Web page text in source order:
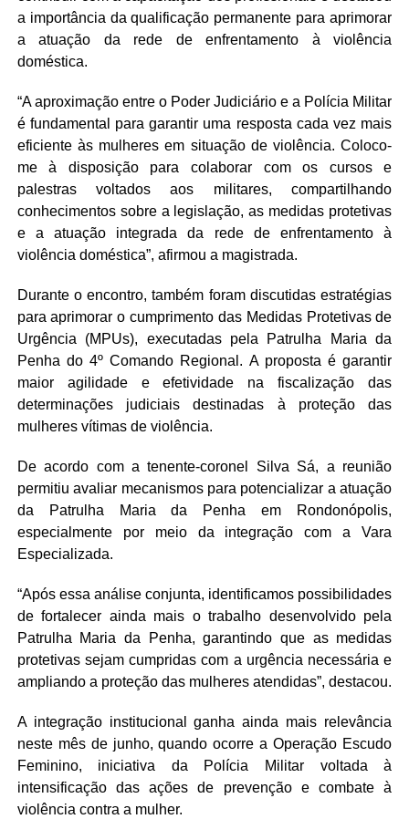
a importância da qualificação permanente para aprimorar
a atuação da rede de enfrentamento à violência
doméstica.
“A aproximação entre o Poder Judiciário e a Polícia Militar
é fundamental para garantir uma resposta cada vez mais
eficiente às mulheres em situação de violência. Coloco-
me à disposição para colaborar com os cursos e
palestras voltados aos militares, compartilhando
conhecimentos sobre a legislação, as medidas protetivas
e a atuação integrada da rede de enfrentamento à
violência doméstica”, afirmou a magistrada.
Durante o encontro, também foram discutidas estratégias
para aprimorar o cumprimento das Medidas Protetivas de
Urgência (MPUs), executadas pela Patrulha Maria da
Penha do 4º Comando Regional. A proposta é garantir
maior agilidade e efetividade na fiscalização das
determinações judiciais destinadas à proteção das
mulheres vítimas de violência.
De acordo com a tenente-coronel Silva Sá, a reunião
permitiu avaliar mecanismos para potencializar a atuação
da Patrulha Maria da Penha em Rondonópolis,
especialmente por meio da integração com a Vara
Especializada.
“Após essa análise conjunta, identificamos possibilidades
de fortalecer ainda mais o trabalho desenvolvido pela
Patrulha Maria da Penha, garantindo que as medidas
protetivas sejam cumpridas com a urgência necessária e
ampliando a proteção das mulheres atendidas”, destacou.
A integração institucional ganha ainda mais relevância
neste mês de junho, quando ocorre a Operação Escudo
Feminino, iniciativa da Polícia Militar voltada à
intensificação das ações de prevenção e combate à
violência contra a mulher.